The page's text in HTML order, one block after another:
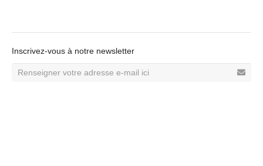
Inscrivez-vous à notre newsletter